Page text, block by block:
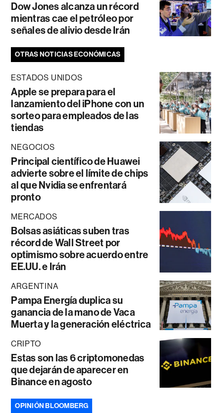
Dow Jones alcanza un récord
mientras cae el petróleo por
señales de alivio desde Irán
OTRAS NOTICIAS ECONÓMICAS
ESTADOS UNIDOS
Apple se prepara para el
lanzamiento del iPhone con un
sorteo para empleados de las
tiendas
NEGOCIOS
Principal científico de Huawei
advierte sobre el límite de chips
al que Nvidia se enfrentará
pronto
MERCADOS
Bolsas asiáticas suben tras
récord de Wall Street por
optimismo sobre acuerdo entre
EE.UU. e Irán
ARGENTINA
Pampa Energía duplica su
ganancia de la mano de Vaca
Muerta y la generación eléctrica
CRIPTO
Estas son las 6 criptomonedas
que dejarán de aparecer en
Binance en agosto
OPINIÓN BLOOMBERG